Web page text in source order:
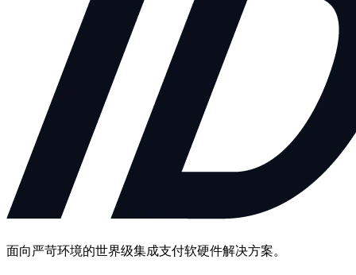
面向严苛环境的世界级集成支付软硬件解决方案。